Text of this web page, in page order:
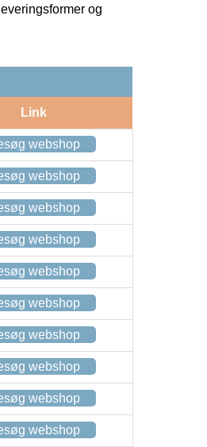
og
Link
webshop
webshop
webshop
webshop
webshop
webshop
webshop
webshop
webshop
webshop